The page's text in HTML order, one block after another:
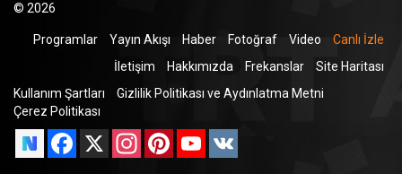
© 2026
Programlar Yayın Akışı Haber Fotoğraf Video
Canlı İzle
İletişim
Hakkımızda Frekanslar
Site Haritası
Kullanım Şartları
Gizlilik Politikası ve Aydınlatma Metni
Çerez Politikası
Facebook
X InstagramPinterestYouTube